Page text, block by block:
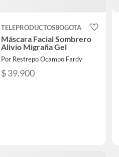
TELEPRODUCTOSBOGOTA
Máscara Facial Sombrero
Alivio Migraña Gel
Por Restrepo Ocampo Fardy
$ 39.900